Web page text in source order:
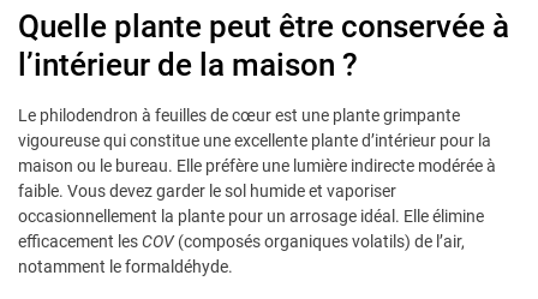
Quelle plante peut être conservée à
l’intérieur de la maison ?
Le philodendron à feuilles de cœur est une plante grimpante
vigoureuse qui constitue une excellente plante d’intérieur pour la
maison ou le bureau. Elle préfère une lumière indirecte modérée à
faible. Vous devez garder le sol humide et vaporiser
occasionnellement la plante pour un arrosage idéal. Elle élimine
efficacement lesCOV(composés organiques volatils) de l’air,
notamment le formaldéhyde.